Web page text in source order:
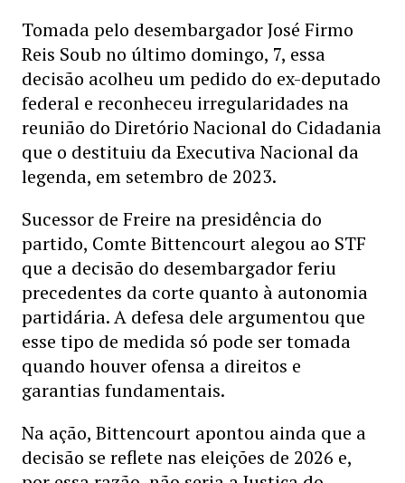
Tomada pelo desembargador José Firmo
Reis Soub no último domingo, 7, essa
decisão acolheu um pedido do ex-deputado
federal e reconheceu irregularidades na
reunião do Diretório Nacional do Cidadania
que o destituiu da Executiva Nacional da
legenda, em setembro de 2023.
Sucessor de Freire na presidência do
partido, Comte Bittencourt alegou ao STF
que a decisão do desembargador feriu
precedentes da corte quanto à autonomia
partidária. A defesa dele argumentou que
esse tipo de medida só pode ser tomada
quando houver ofensa a direitos e
garantias fundamentais.
Na ação, Bittencourt apontou ainda que a
decisão se reflete nas eleições de 2026 e,